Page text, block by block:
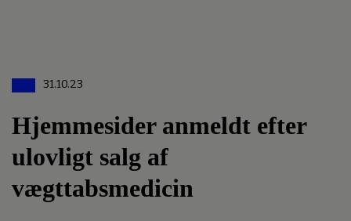
31.10.23
Hjemmesider anmeldt efter
ulovligt salg af
vægttabsmedicin